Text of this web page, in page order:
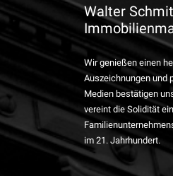
Walter
Wir genießen einen
Auszeichnungen und
Medien bestätigen
vereint die Solidität
im 21. Jahrhundert.